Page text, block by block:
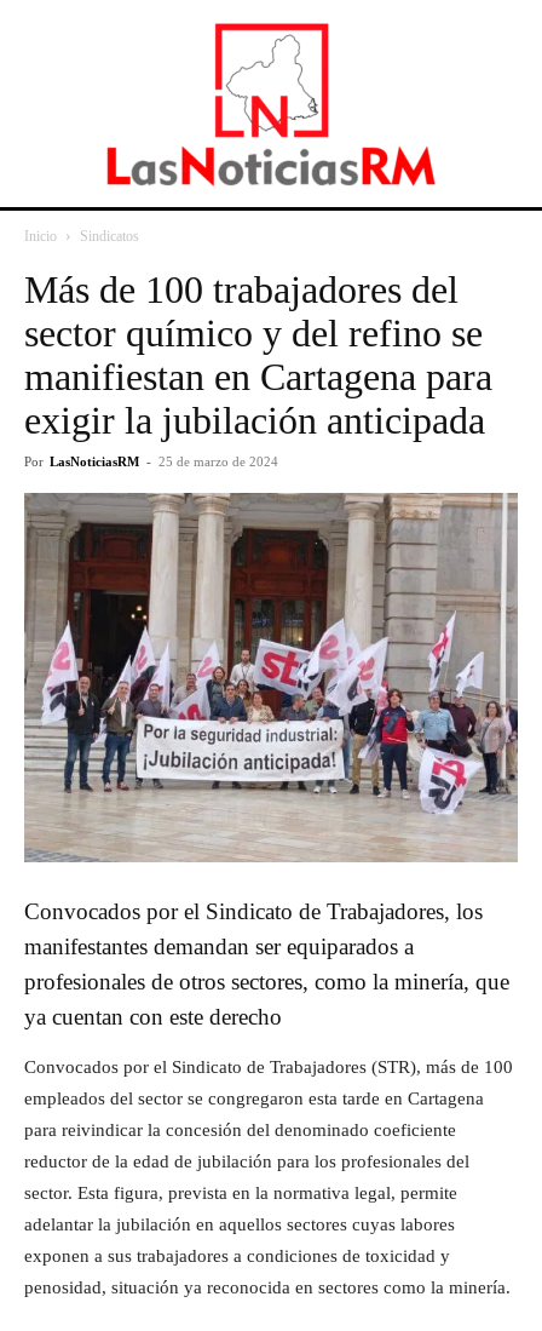
Inicio Sindicatos
Más de 100 trabajadores del
sector químico y del refino se
manifiestan en Cartagena para
exigir la jubilación anticipada
Por LasNoticiasRM - 25 de marzo de 2024
Convocados por el Sindicato de Trabajadores, los
manifestantes demandan ser equiparados a
profesionales de otros sectores, como la minería, que
ya cuentan con este derecho
Convocados por el Sindicato de Trabajadores (STR), más de 100
empleados del sector se congregaron esta tarde en Cartagena
para reivindicar la concesión del denominado coeficiente
reductor de la edad de jubilación para los profesionales del
sector. Esta figura, prevista en la normativa legal, permite
adelantar la jubilación en aquellos sectores cuyas labores
exponen a sus trabajadores a condiciones de toxicidad y
penosidad, situación ya reconocida en sectores como la minería.